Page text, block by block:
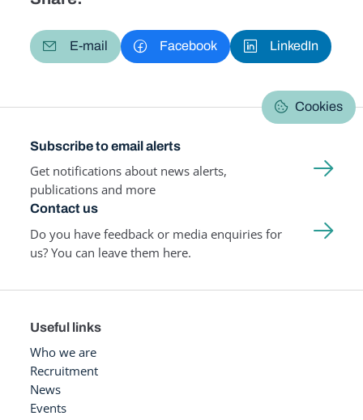
E-mail Facebook LinkedIn
Cookies
Subscribe to email alerts
Get notifications about news alerts,
publications and more
Contact us
Do you have feedback or media enquiries for
us? You can leave them here.
Useful links
Who we are
Recruitment
News
Events